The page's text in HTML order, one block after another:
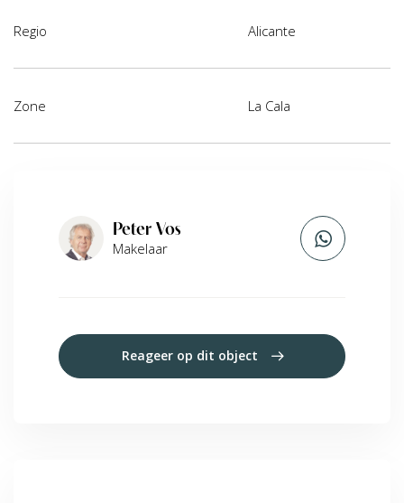
Regio Alicante
Zone La Cala
Peter Vos
Makelaar
Reageer op dit object